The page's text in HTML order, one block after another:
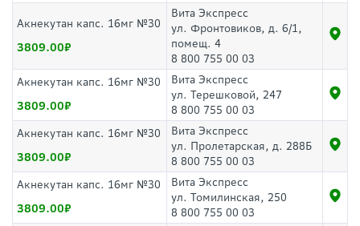
Акнекутан капс. 16мг №30
3809.00
Вита Экспресс
ул. Фронтовиков, д. 6/1,
помещ. 4
8 800 755 00 03
Акнекутан капс. 16мг №30
3809.00
Вита Экспресс
ул. Терешковой, 247
8 800 755 00 03
Акнекутан капс. 16мг №30
3809.00
Вита Экспресс
ул. Пролетарская, д. 288Б
8 800 755 00 03
Акнекутан капс. 16мг №30
3809.00
Вита Экспресс
ул. Томилинская, 250
8 800 755 00 03